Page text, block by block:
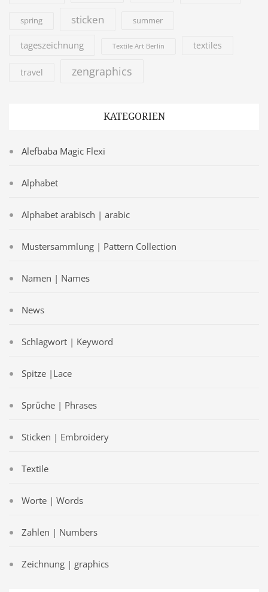
spring sticken summer
tageszeichnung Textile Art Berlin textiles
travel zengraphics
KATEGORIEN
Alefbaba Magic Flexi
Alphabet
Alphabet arabisch | arabic
Mustersammlung | Pattern Collection
Namen | Names
News
Schlagwort | Keyword
Spitze |Lace
Sprüche | Phrases
Sticken | Embroidery
Textile
Worte | Words
Zahlen | Numbers
Zeichnung | graphics